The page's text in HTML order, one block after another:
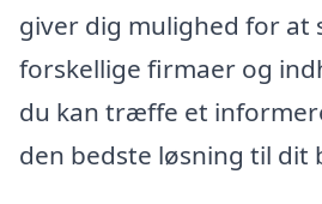
giver dig mulighed for at
forskellige firmaer og
du kan træffe et
den bedste løsning til dit